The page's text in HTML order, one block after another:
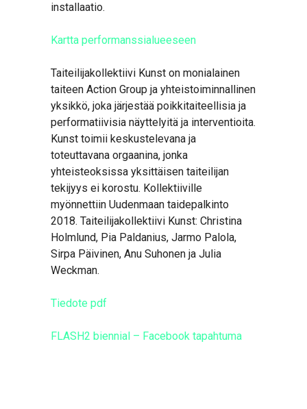
installaatio.
Kartta performanssialueeseen
Taiteilijakollektiivi Kunst on monialainen
taiteen Action Group ja yhteistoiminnallinen
yksikkö, joka järjestää poikkitaiteellisia ja
performatiivisia näyttelyitä ja interventioita.
Kunst toimii keskustelevana ja
toteuttavana orgaanina, jonka
yhteisteoksissa yksittäisen taiteilijan
tekijyys ei korostu. Kollektiiville
myönnettiin Uudenmaan taidepalkinto
2018. Taiteilijakollektiivi Kunst: Christina
Holmlund, Pia Paldanius, Jarmo Palola,
Sirpa Päivinen, Anu Suhonen ja Julia
Weckman.
Tiedote pdf
FLASH2 biennial – Facebook tapahtuma